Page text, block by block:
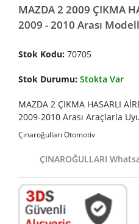
MAZDA 2 2009 ÇIKMA
2009 - 2010 Arası
Stok Kodu: 70705
Stok Durumu: Stokta Var
MAZDA 2 ÇIKMA HASARLI
2009-2010 Arası Araçlarla
Çınaroğulları Otomotiv
ÇINAROĞULLARI